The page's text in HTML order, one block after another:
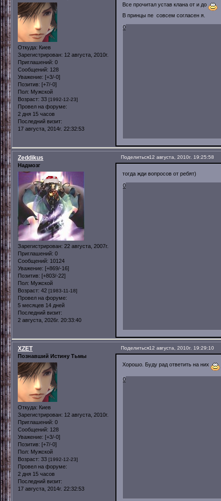
Откуда: Киев
Зарегистрирован: 12 августа, 2010г.
Приглашений: 0
Сообщений: 128
Уважение: [+3/-0]
Позитив: [+7/-0]
Пол: Мужской
Возраст: 33 [1992-12-23]
Провел на форуме:
2 дня 15 часов
Последний визит:
17 августа, 2014г. 22:32:53
Все прочитал устав клана от и до
В принцы пе совсем согласен я.
0
Поделиться12 августа, 2010г. 19:25:58
Zeddikus
Надмозг
Зарегистрирован: 22 августа, 2007г.
Приглашений: 0
Сообщений: 10124
Уважение: [+869/-16]
Позитив: [+803/-22]
Пол: Мужской
Возраст: 42 [1983-11-18]
Провел на форуме:
5 месяцев 14 дней
Последний визит:
2 августа, 2026г. 20:33:40
тогда жди вопросов от ребят)
0
Поделиться12 августа, 2010г. 19:29:10
XZET
Познавший Истину Тьмы
Откуда: Киев
Зарегистрирован: 12 августа, 2010г.
Приглашений: 0
Сообщений: 128
Уважение: [+3/-0]
Позитив: [+7/-0]
Пол: Мужской
Возраст: 33 [1992-12-23]
Провел на форуме:
2 дня 15 часов
Последний визит:
17 августа, 2014г. 22:32:53
Хорошо. Буду рад ответить на них
0